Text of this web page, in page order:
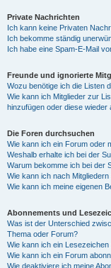
Private Nachrichten
Ich kann keine Privaten
Ich bekomme ständig
Ich habe eine Spam-E-Mail
Freunde und ignorierte
Wozu benötige ich die Listen
Wie kann ich Mitglieder zur
hinzufügen oder diese wieder
Die Foren durchsuchen
Wie kann ich ein Forum oder
Weshalb erhalte ich bei der
Warum bekomme ich bei der
Wie kann ich nach
Wie kann ich meine eigenen
Abonnements und
Was ist der Unterschied
Thema oder Forum?
Wie kann ich ein
Wie kann ich ein Forum
Wie deaktiviere ich meine